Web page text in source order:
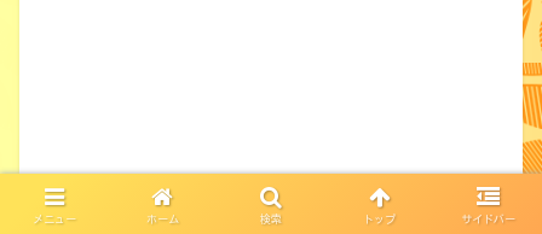
メニュー ホーム 検索 トップ サイドバー